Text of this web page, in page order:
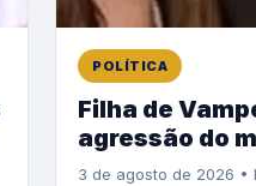
POLÍTICA
Filha de
agressão do
3 de agosto de 2026 •